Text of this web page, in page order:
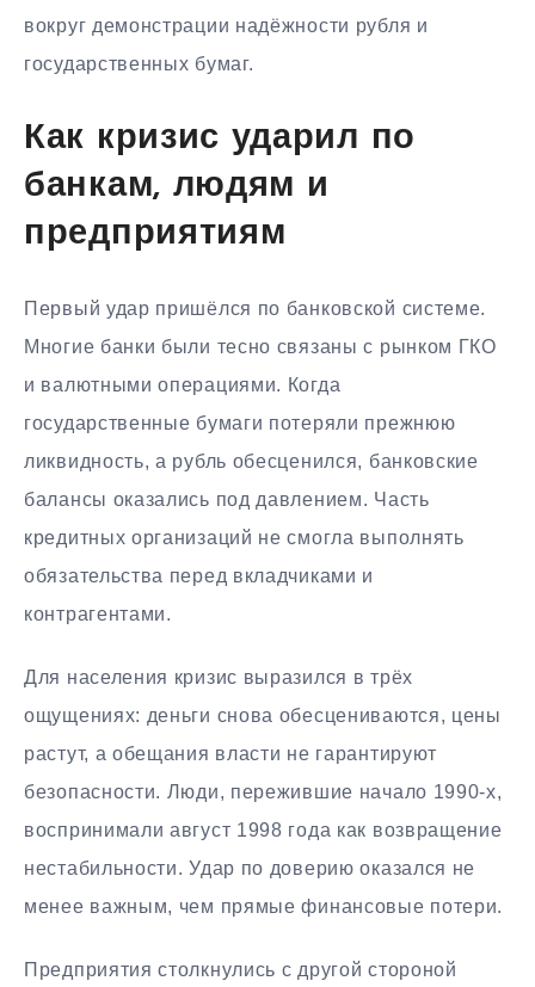
вокруг демонстрации надёжности рубля и
государственных бумаг.
Как кризис ударил по
банкам, людям и
предприятиям
Первый удар пришёлся по банковской системе.
Многие банки были тесно связаны с рынком ГКО
и валютными операциями. Когда
государственные бумаги потеряли прежнюю
ликвидность, а рубль обесценился, банковские
балансы оказались под давлением. Часть
кредитных организаций не смогла выполнять
обязательства перед вкладчиками и
контрагентами.
Для населения кризис выразился в трёх
ощущениях: деньги снова обесцениваются, цены
растут, а обещания власти не гарантируют
безопасности. Люди, пережившие начало 1990-х,
воспринимали август 1998 года как возвращение
нестабильности. Удар по доверию оказался не
менее важным, чем прямые финансовые потери.
Предприятия столкнулись с другой стороной